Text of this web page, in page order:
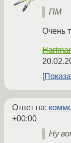
ПМ
Очень
Ответ на:
+00:00
Ну